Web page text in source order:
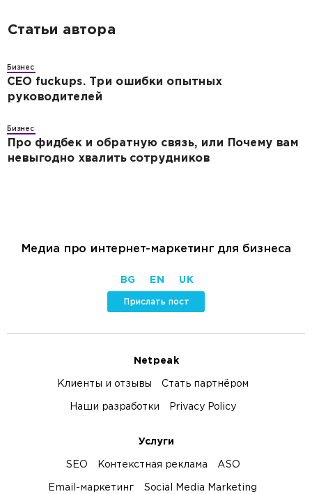
Статьи автора
Бизнес
CEO fuckups. Три ошибки опытных
руководителей
Бизнес
Про фидбек и обратную связь, или Почему вам
невыгодно хвалить сотрудников
Медиа про интернет-маркетинг для бизнеса
BG EN UK
Прислать пост
Netpeak
Клиенты и отзывы Стать партнёром
Наши разработки Privacy Policy
Услуги
SEO Контекстная реклама ASO
Email-маркетинг Social Media Marketing